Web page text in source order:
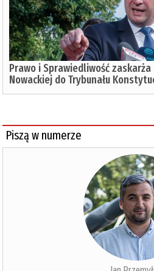
Prawo i Sprawiedliwość
Nowackiej do Trybunału
Piszą w numerze